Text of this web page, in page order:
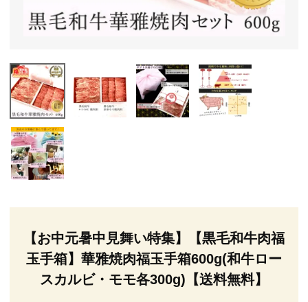
【お中元暑中見舞い特集】【黒毛和牛肉福
玉手箱】華雅焼肉福玉手箱600g(和牛ロー
スカルビ・モモ各300g)【送料無料】